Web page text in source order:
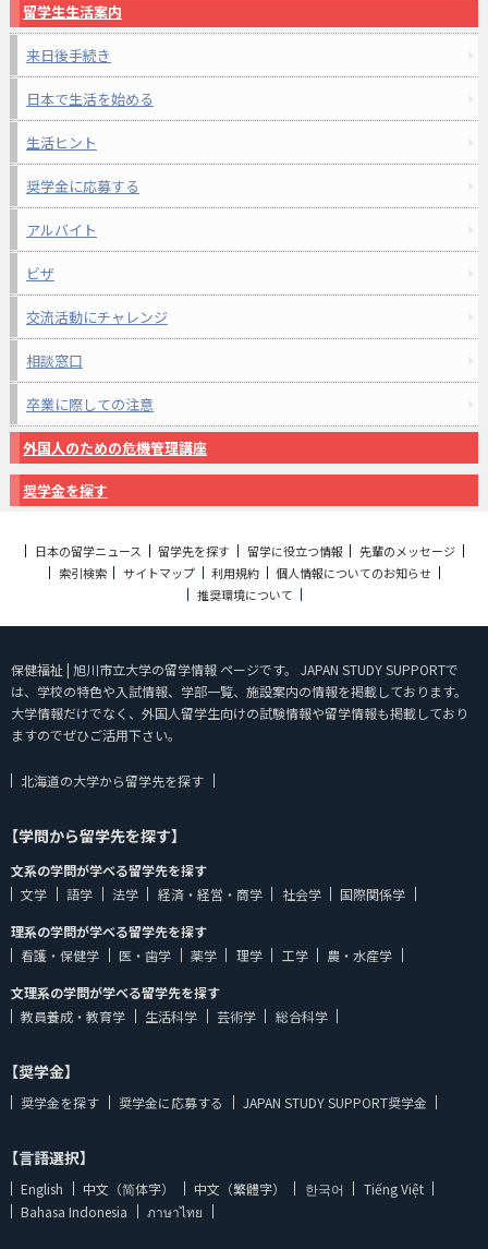
留学生生活案内
来日後手続き
日本で生活を始める
生活ヒント
奨学金に応募する
アルバイト
ビザ
交流活動にチャレンジ
相談窓口
卒業に際しての注意
外国人のための危機管理講座
奨学金を探す
日本の留学ニュース 留学先を探す 留学に役立つ情報
先輩のメッセージ
索引検索
サイトマップ 利用規約
個人情報についてのお知らせ
推奨環境について
保健福祉 | 旭川市立大学の留学情報 ページです。 JAPAN STUDY SUPPORTで
は、学校の特色や入試情報、学部一覧、施設案内の情報を掲載しております。
大学情報だけでなく、外国人留学生向けの試験情報や留学情報も掲載しており
ますのでぜひご活用下さい。
北海道の大学から留学先を探す
【学問から留学先を探す】
文系の学問が学べる留学先を探す
文学
語学 法学 経済・経営・商学 社会学
国際関係学
理系の学問が学べる留学先を探す
看護・保健学
医・歯学 薬学 理学 工学
農・水産学
文理系の学問が学べる留学先を探す
教員養成・教育学
生活科学 芸術学 総合科学
【奨学金】
奨学金を探す 奨学金に応募する JAPAN STUDY SUPPORT奨学金
【言語選択】
English 中文（简体字） 中文（繁體字） 한국어
Tiếng Việt
Bahasa Indonesia
ภาษาไทย